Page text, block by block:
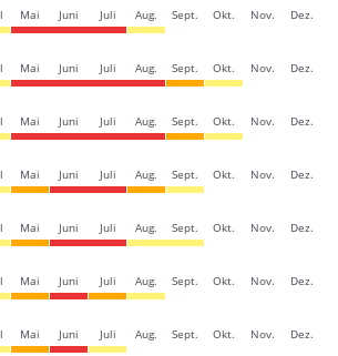
Mai Juni Juli Aug. Sept. Okt. Nov. Dez.
Mai Juni Juli Aug. Sept. Okt. Nov. Dez.
Mai Juni Juli Aug. Sept. Okt. Nov. Dez.
Mai Juni Juli Aug. Sept. Okt. Nov. Dez.
Mai Juni Juli Aug. Sept. Okt. Nov. Dez.
Mai Juni Juli Aug. Sept. Okt. Nov. Dez.
Mai Juni Juli Aug. Sept. Okt. Nov. Dez.